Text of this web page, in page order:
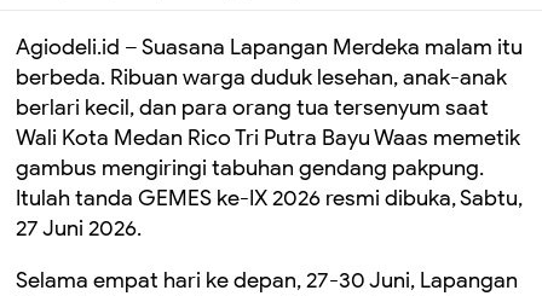
Agiodeli.id – Suasana Lapangan Merdeka malam itu
berbeda. Ribuan warga duduk lesehan, anak-anak
berlari kecil, dan para orang tua tersenyum saat
Wali Kota Medan Rico Tri Putra Bayu Waas memetik
gambus mengiringi tabuhan gendang pakpung.
Itulah tanda GEMES ke-IX 2026 resmi dibuka, Sabtu,
27 Juni 2026.
Selama empat hari ke depan, 27-30 Juni, Lapangan